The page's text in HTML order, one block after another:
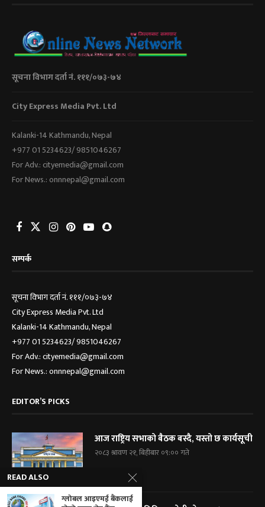
सूचना विभाग दर्ता नं. १११/०७३-७४
City Express Media Pvt. Ltd
Kalanki-14 Kathmandu, Nepal
+977 01 5234623/ 9851046267
For Adv.: cityemedia@gmail.com
For News.: onnnepal@gmail.com
सम्पर्क
सूचना विभाग दर्ता नं. १११/०७३-७४
City Express Media Pvt. Ltd
Kalanki-14 Kathmandu, Nepal
+977 01 5234623/ 9851046267
For Adv.: cityemedia@gmail.com
For News.: onnnepal@gmail.com
EDITOR’S PICKS
आज राष्ट्रिय सभाको बैठक बस्दै, यस्तो छ कार्यसूची
२०८३ श्रावण २१, बिहीबार ०९:०० गते
READ ALSO
ग्लोबल आइएमई बैंकलाई